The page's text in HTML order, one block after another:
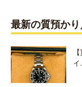
最新の質預か